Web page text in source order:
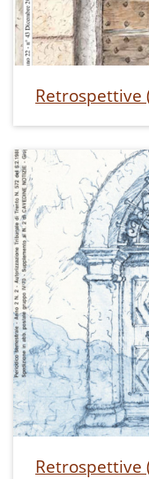
Retrospettive
Retrospettive